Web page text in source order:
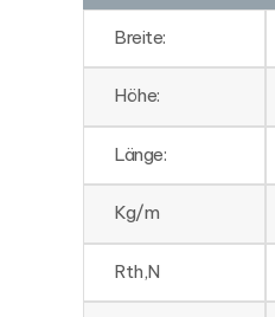
Breite:
Höhe:
Länge:
Kg/m
Rth,N